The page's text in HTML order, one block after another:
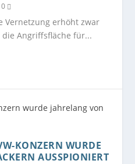
0
Vernetzung erhöht zwar
die Angriffsfläche für...
KONZERN WURDE
AUSSPIONIERT